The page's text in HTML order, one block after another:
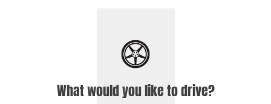
What would you like to drive?